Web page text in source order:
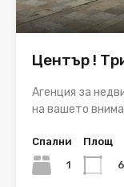
Център !
Агенция за
на вашето
Спални
1
Площ